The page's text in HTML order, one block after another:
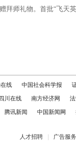
拜师礼物。首批“飞天
线 中国社会科学报
四川在线 南方经济网
腾讯新闻 中国新闻网
人才招聘 广告服务